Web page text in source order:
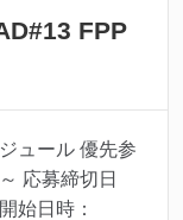
FPP
ュール 優先参
応募締切日
始日時：